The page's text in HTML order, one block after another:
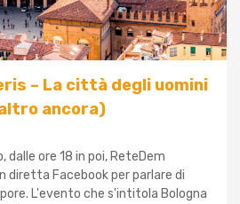
– La città degli uomini
ancora)
dalle ore 18 in poi, ReteDem
diretta Facebook per parlare di
L'evento che s'intitola Bologna